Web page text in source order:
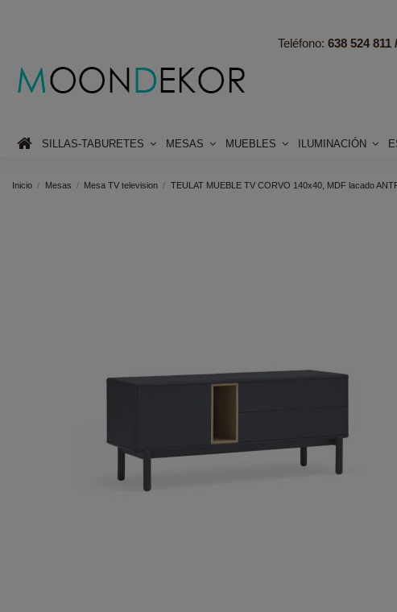
Teléfono: 638 524 811 /
SILLAS-TABURETES MESAS MUEBLES ILUMINACIÓN
Inicio Mesas Mesa TV television TEULAT MUEBLE TV CORVO 140x40, MDF lacado